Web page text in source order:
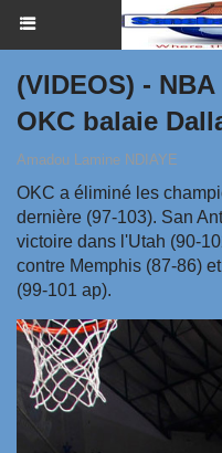
(VIDEOS) -
OKC balaie
Amadou Lamine NDIAYE
OKC a éliminé les
dernière (97-103). San
victoire dans l'Utah (90-
contre Memphis (87-86)
(99-101 ap).